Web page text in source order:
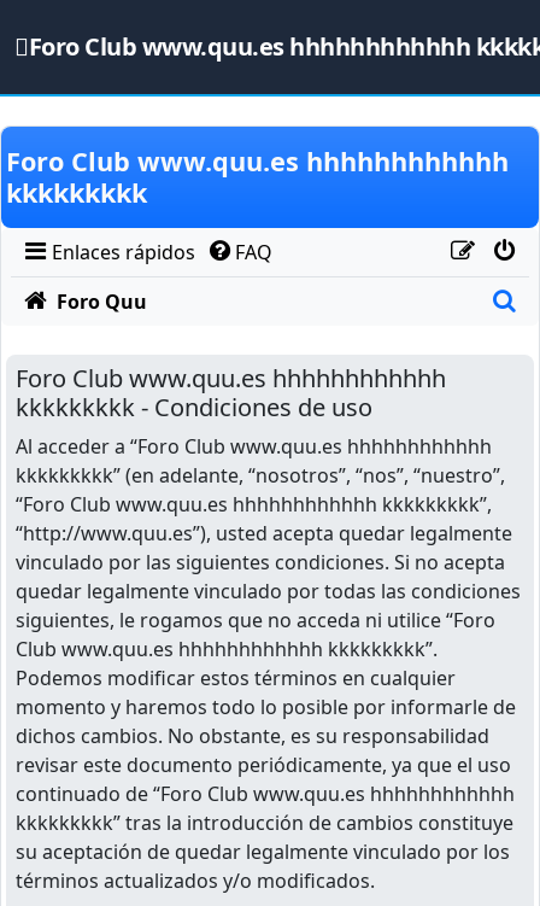
Foro Club www.quu.es hhhhhhhhhhhh
Obviar
Foro Club www.quu.es hhhhhhhhhhhh
kkkkkkkkk
Enlaces rápidos
FAQ
Foro Quu
Foro Club www.quu.es hhhhhhhhhhhh
kkkkkkkkk - Condiciones de uso
Al acceder a “Foro Club www.quu.es hhhhhhhhhhhh
kkkkkkkkk” (en adelante, “nosotros”, “nos”, “nuestro”,
“Foro Club www.quu.es hhhhhhhhhhhh kkkkkkkkk”,
“http://www.quu.es”), usted acepta quedar legalmente
vinculado por las siguientes condiciones. Si no acepta
quedar legalmente vinculado por todas las condiciones
siguientes, le rogamos que no acceda ni utilice “Foro
Club www.quu.es hhhhhhhhhhhh kkkkkkkkk”.
Podemos modificar estos términos en cualquier
momento y haremos todo lo posible por informarle de
dichos cambios. No obstante, es su responsabilidad
revisar este documento periódicamente, ya que el uso
continuado de “Foro Club www.quu.es hhhhhhhhhhhh
kkkkkkkkk” tras la introducción de cambios constituye
su aceptación de quedar legalmente vinculado por los
términos actualizados y/o modificados.